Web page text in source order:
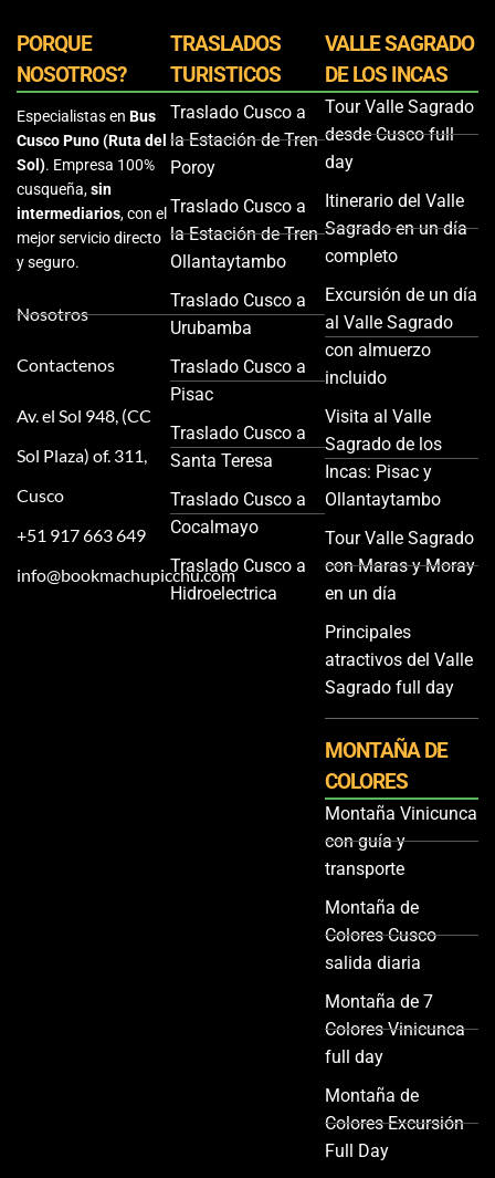
PORQUE
NOSOTROS?
Especialistas en Bus
Cusco Puno (Ruta del
Sol). Empresa 100%
cusqueña,sin
intermediarios, con el
mejor servicio directo
y seguro.
Nosotros
Contactenos
Av. el Sol 948, (CC
Sol Plaza) of. 311,
Cusco
+51 917 663 649
info@bookmachupicchu.com
TRASLADOS
TURISTICOS
Traslado Cusco a
la Estación de Tren
Poroy
Traslado Cusco a
la Estación de Tren
Ollantaytambo
Traslado Cusco a
Urubamba
Traslado Cusco a
Pisac
Traslado Cusco a
Santa Teresa
Traslado Cusco a
Cocalmayo
Traslado Cusco a
Hidroelectrica
VALLE SAGRADO
DE LOS INCAS
Tour Valle Sagrado
desde Cusco full
day
Itinerario del Valle
Sagrado en un día
completo
Excursión de un día
al Valle Sagrado
con almuerzo
incluido
Visita al Valle
Sagrado de los
Incas: Pisac y
Ollantaytambo
Tour Valle Sagrado
con Maras y Moray
en un día
Principales
atractivos del Valle
Sagrado full day
MONTAÑA DE
COLORES
Montaña Vinicunca
con guía y
transporte
Montaña de
Colores Cusco
salida diaria
Montaña de 7
Colores Vinicunca
full day
Montaña de
Colores Excursión
Full Day